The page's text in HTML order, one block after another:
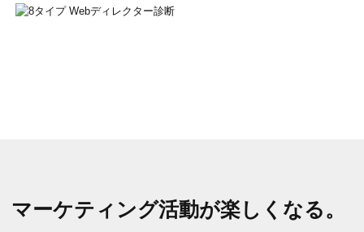
マーケティング活動が楽しくなる。